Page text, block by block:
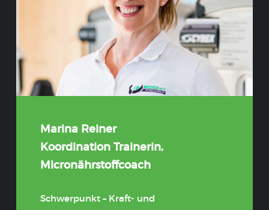
Marina Reiner
Koordination Trainerin,
Micronährstoffcoach
Schwerpunkt – Kraft- und